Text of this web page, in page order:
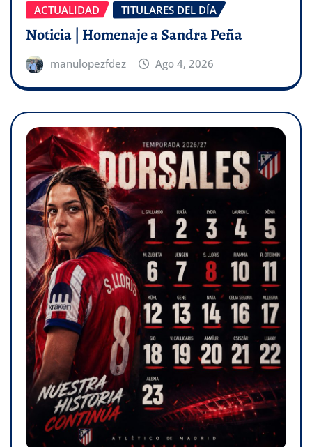
ACTUALIDAD TITULARES DEL DÍA
Noticia | Homenaje a Sandra Peña
manulopezfdez Ago 4, 2026